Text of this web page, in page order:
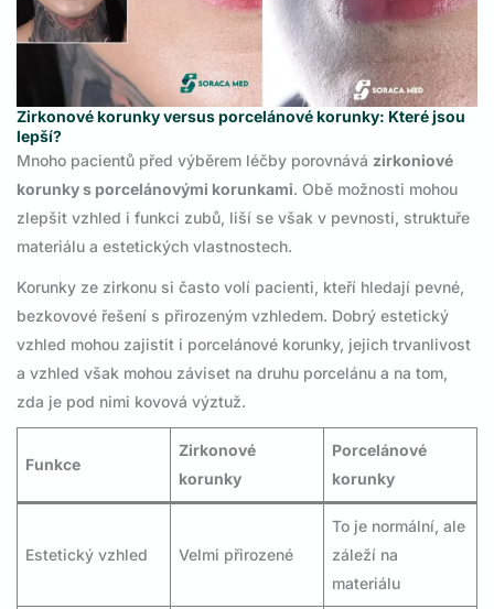
Zirkonové korunky versus porcelánové korunky: Které jsou
lepší?
Mnoho pacientů před výběrem léčby porovnává zirkoniové
korunky s porcelánovými korunkami. Obě možnosti mohou
zlepšit vzhled i funkci zubů, liší se však v pevnosti, struktuře
materiálu a estetických vlastnostech.
Korunky ze zirkonu si často volí pacienti, kteří hledají pevné,
bezkovové řešení s přirozeným vzhledem. Dobrý estetický
vzhled mohou zajistit i porcelánové korunky, jejich trvanlivost
a vzhled však mohou záviset na druhu porcelánu a na tom,
zda je pod nimi kovová výztuž.
Funkce
Zirkonové
korunky
Porcelánové
korunky
Estetický vzhled Velmi přirozené
To je normální, ale
záleží na
materiálu